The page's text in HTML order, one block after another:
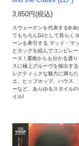
3,850円(税込)
スウェーデンを代表するB-
てもちろんDJとして長らく
ーンを牽引する マッド・マ
とタッグを組んでコンピレ
ース ! 選曲からも分かる通
スに極上グルーヴを抽出す
レクティックな魅力に満ち
エ、ヒップホップ、ハウス
ーなど、あらゆるスタイル
イル!